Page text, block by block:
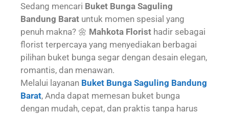
Sedang mencari Buket Bunga Saguling
Bandung Barat untuk momen spesial yang
penuh makna? 🌼 Mahkota Florist hadir sebagai
florist terpercaya yang menyediakan berbagai
pilihan buket bunga segar dengan desain elegan,
romantis, dan menawan.
Melalui layanan Buket Bunga Saguling Bandung
Barat, Anda dapat memesan buket bunga
dengan mudah, cepat, dan praktis tanpa harus